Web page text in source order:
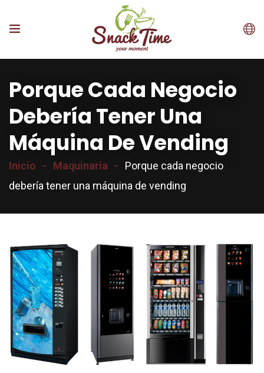
Porque Cada Negocio
Debería Tener Una
Máquina De Vending
Inicio Maquinaria
Porque cada negocio
debería tener una máquina de vending